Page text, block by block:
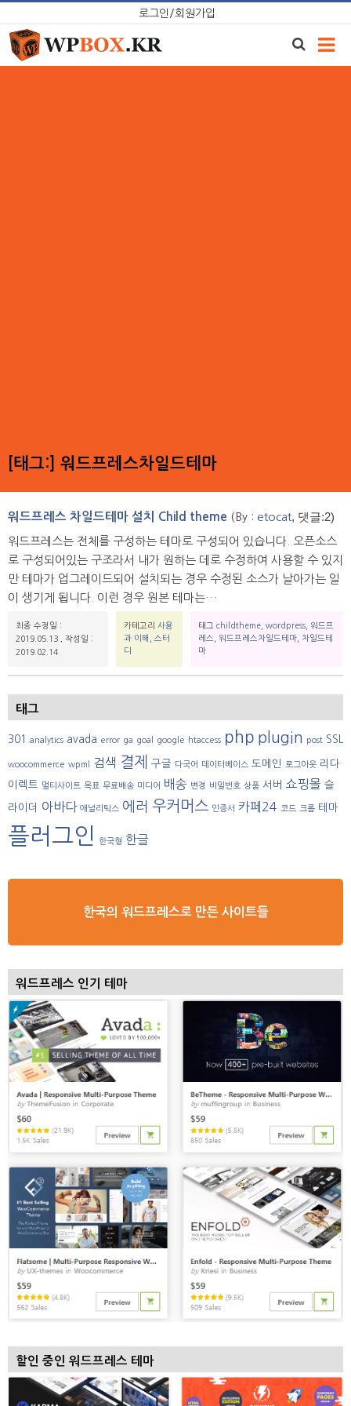
to
content
로그인/회원가입
[태그:] 워드프레스차일드테마
워드프레스 차일드테마 설치 Child theme (By : etocat, 댓글:2)
워드프레스는 전체를 구성하는 테마로 구성되어 있습니다. 오픈소스
로 구성되어있는 구조라서 내가 원하는 데로 수정하여 사용할 수 있지
만 테마가 업그레이드되어 설치되는 경우 수정된 소스가 날아가는 일
이 생기게 됩니다. 이런 경우 원본 테마는…
최종 수정일 :
2019.05.13 , 작성일 :
2019.02.14
카테고리 사용
과 이해
스터
디
태그 childtheme, wordpress,
워드프
레스
워드프레스차일드테마, 차일드테
마
태그
301 analytics avada error ga goal google htaccess php plugin post SSL
woocommerce wpml 검색 결제 구글 다국어 데이터베이스 도메인 로그아웃 리다
이렉트 멀티사이트 목표 무료배송 미디어 배송 변경 비밀번호 상품 서버 쇼핑몰 슬
라이더 아바다 애널리틱스 에러 우커머스 인증서 카페24 코드 크롬 테마
플러그인 한국형 한글
한국의 워드프레스로 만든 사이트들
워드프레스 인기 테마
할인 중인 워드프레스 테마